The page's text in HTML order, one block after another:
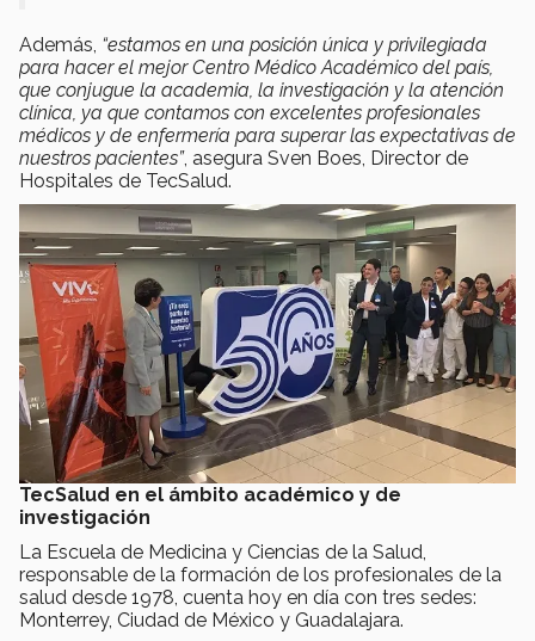
Además, “estamos en una posición única y privilegiada
para hacer el mejor Centro Médico Académico del país,
que conjugue la academia, la investigación y la atención
clínica, ya que contamos con excelentes profesionales
médicos y de enfermería para superar las expectativas de
nuestros pacientes”, asegura Sven Boes, Director de
Hospitales de TecSalud.
TecSalud en el ámbito académico y de
investigación
La Escuela de Medicina y Ciencias de la Salud,
responsable de la formación de los profesionales de la
salud desde 1978, cuenta hoy en día con tres sedes:
Monterrey, Ciudad de México y Guadalajara.